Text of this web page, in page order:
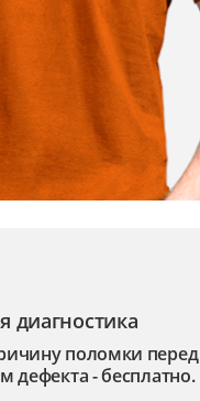
диагностика
поломки перед
дефекта - бесплатно.